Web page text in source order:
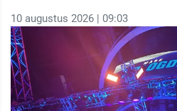
10 augustus 2026 | 09:03